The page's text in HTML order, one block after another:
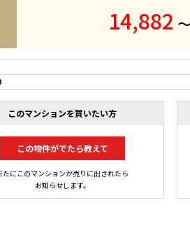
14,882
このマンションを買いたい方
この物件がでたら教えて
たにこのマンションが売りに出されたら
お知らせします。